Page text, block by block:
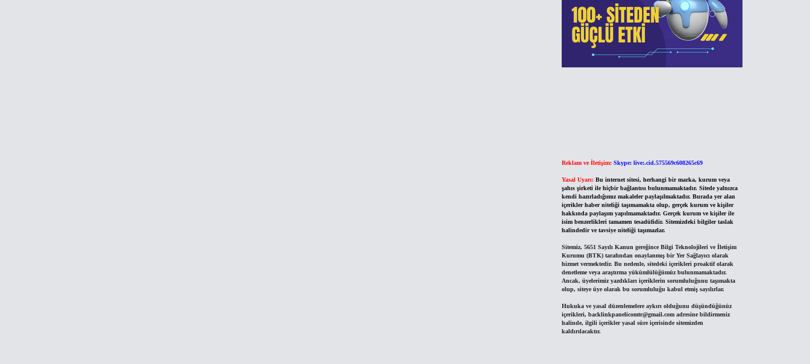
Reklam ve İletişim: Skype: live:.cid.575569c608265c69
Yasal Uyarı: Bu internet sitesi, herhangi bir marka, kurum veya
şahıs şirketi ile hiçbir bağlantısı bulunmamaktadır. Sitede yalnızca
kendi hazırladığımız makaleler paylaşılmaktadır. Burada yer alan
içerikler haber niteliği taşımamakta olup, gerçek kurum ve kişiler
hakkında paylaşım yapılmamaktadır. Gerçek kurum ve kişiler ile
isim benzerlikleri tamamen tesadüfidir. Sitemizdeki bilgiler taslak
halindedir ve tavsiye niteliği taşımazlar.
Sitemiz, 5651 Sayılı Kanun gereğince Bilgi Teknolojileri ve İletişim
Kurumu (BTK) tarafından onaylanmış bir Yer Sağlayıcı olarak
hizmet vermektedir. Bu nedenle, sitedeki içerikleri proaktif olarak
denetleme veya araştırma yükümlülüğümüz bulunmamaktadır.
Ancak, üyelerimiz yazdıkları içeriklerin sorumluluğunu taşımakta
olup, siteye üye olarak bu sorumluluğu kabul etmiş sayılırlar.
Hukuka ve yasal düzenlemelere aykırı olduğunu düşündüğünüz
içerikleri, backlinkpanelicomtr@gmail.comadresine bildirmeniz
halinde, ilgili içerikler yasal süre içerisinde sitemizden
kaldırılacaktır.